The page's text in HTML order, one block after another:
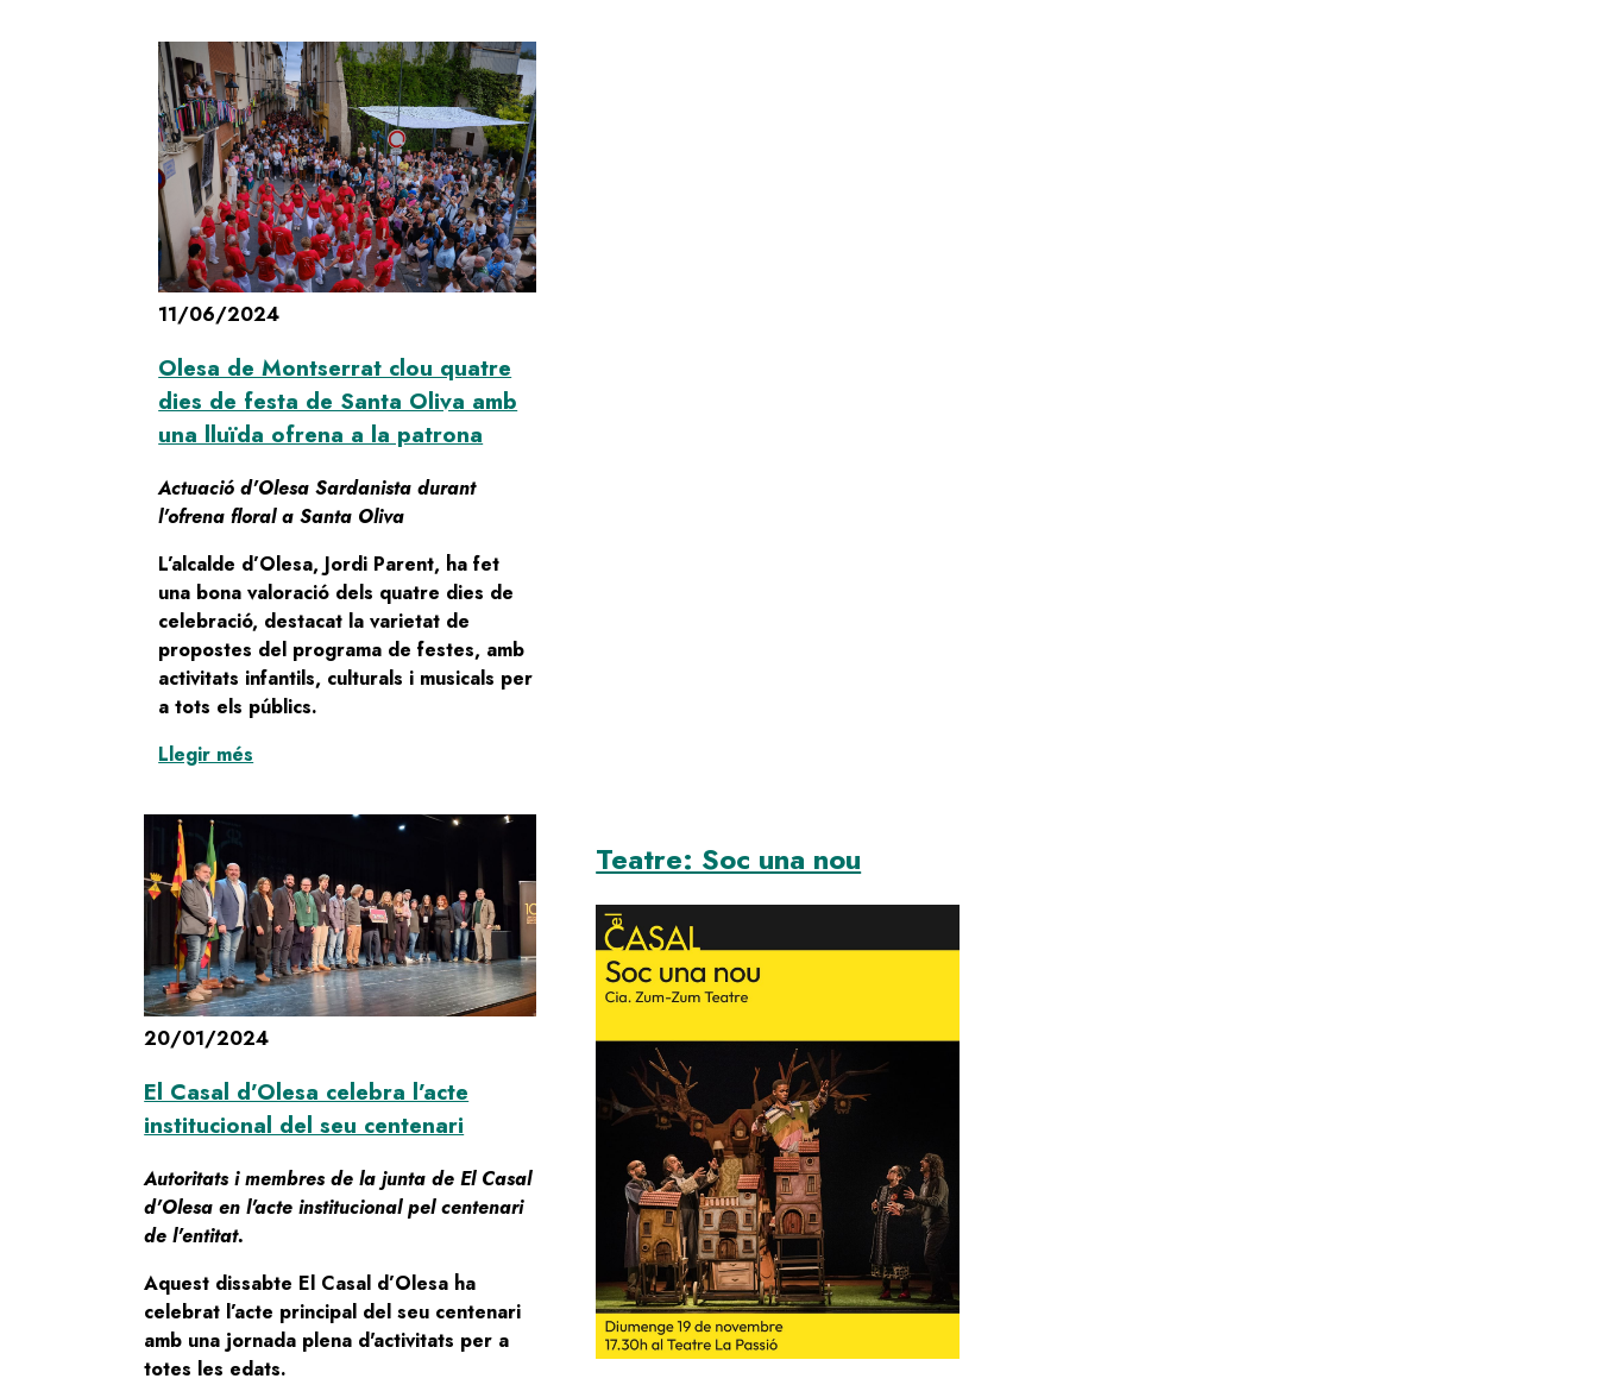
11/06/2024
Olesa de Montserrat clou quatre
dies de festa de Santa Oliva amb
una lluïda ofrena a la patrona
Actuació d'Olesa Sardanista durant
l'ofrena floral a Santa Oliva
L’alcalde d’Olesa, Jordi Parent, ha fet
una bona valoració dels quatre dies de
celebració, destacat la varietat de
propostes del programa de festes, amb
activitats infantils, culturals i musicals per
a tots els públics.
Llegir més
20/01/2024
El Casal d’Olesa celebra l’acte
institucional del seu centenari
Autoritats i membres de la junta de El Casal
d'Olesa en l'acte institucional pel centenari
de l'entitat.
Aquest dissabte El Casal d’Olesa ha
celebrat l’acte principal del seu centenari
amb una jornada plena d'activitats per a
totes les edats.
Teatre: Soc una nou
Image